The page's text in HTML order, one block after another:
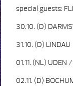
special guests:
30.10. (D)
31.10. (D)
01.11. (NL) UDEN
02.11. (D)